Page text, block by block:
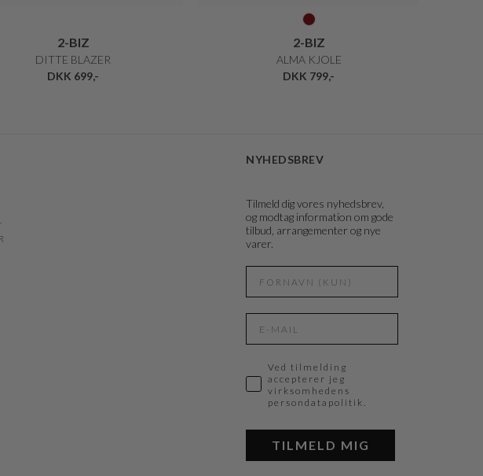
2-BIZ
DITTE BLAZER
DKK 699,-
2-BIZ
ALMA KJOLE
DKK 799,-
NYHEDSBREV
Tilmeld dig vores nyhedsbrev,
og modtag information om gode
tilbud, arrangementer og nye
varer.
Ved tilmelding
accepterer jeg
virksomhedens
persondatapolitik.
TILMELD MIG